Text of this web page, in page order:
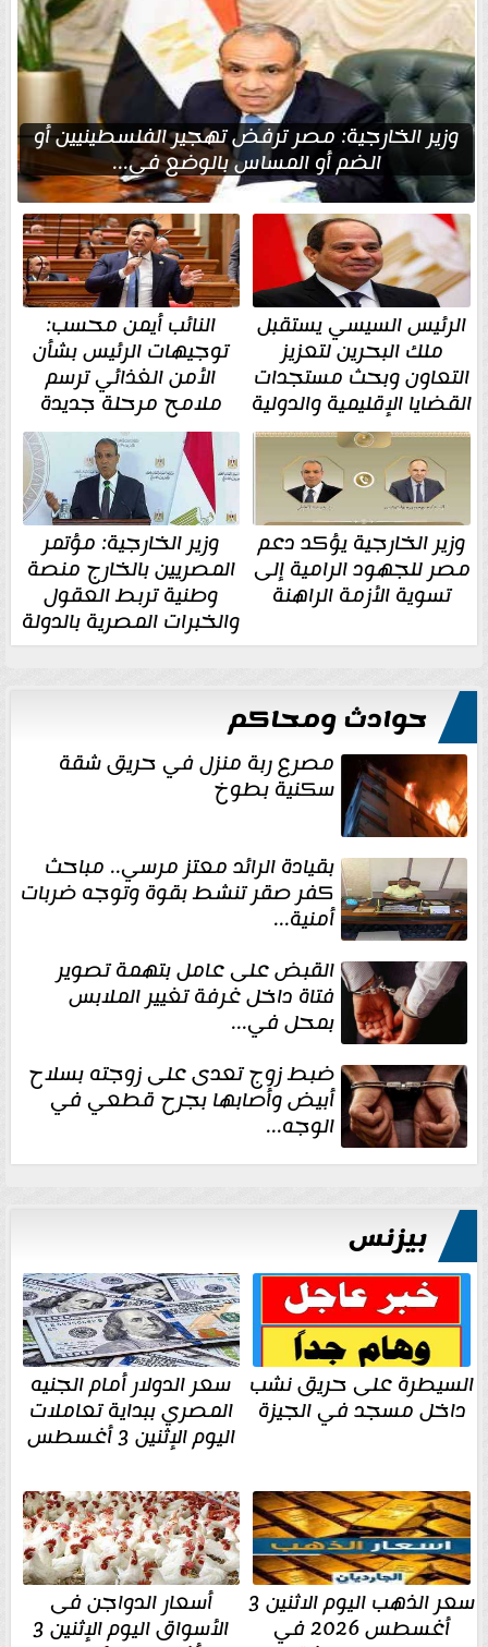
وزير الخارجية: مصر ترفض تهجير الفلسطينيين أو
الضم أو المساس بالوضع في...
الرئيس السيسي يستقبل
ملك البحرين لتعزيز
التعاون وبحث مستجدات
القضايا الإقليمية والدولية
النائب أيمن محسب:
توجيهات الرئيس بشأن
الأمن الغذائي ترسم
ملامح مرحلة جديدة
وزير الخارجية يؤكد دعم
مصر للجهود الرامية إلى
تسوية الأزمة الراهنة
وزير الخارجية: مؤتمر
المصريين بالخارج منصة
وطنية تربط العقول
والخبرات المصرية بالدولة
حوادث ومحاكم
مصرع ربة منزل في حريق شقة
سكنية بطوخ
بقيادة الرائد معتز مرسي.. مباحث
كفر صقر تنشط بقوة وتوجه ضربات
أمنية...
القبض على عامل بتهمة تصوير
فتاة داخل غرفة تغيير الملابس
بمحل في...
ضبط زوج تعدى على زوجته بسلاح
أبيض وأصابها بجرح قطعي في
الوجه...
بيزنس
السيطرة على حريق نشب
داخل مسجد في الجيزة
سعر الدولار أمام الجنيه
المصري ببداية تعاملات
اليوم الإثنين 3 أغسطس
سعر الذهب اليوم الاثنين 3
أغسطس 2026 في
أسعار الدواجن فى
الأسواق اليوم الإثنين 3